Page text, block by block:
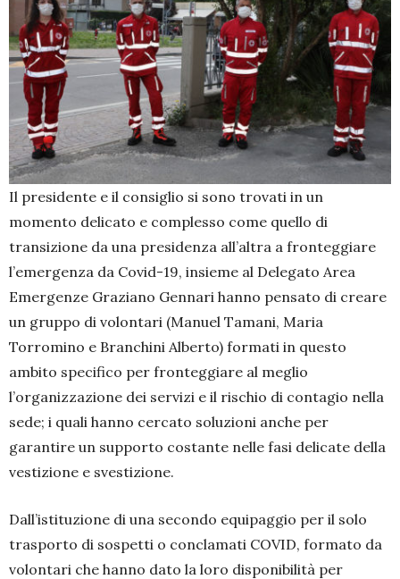
Il presidente e il consiglio si sono trovati in un
momento delicato e complesso come quello di
transizione da una presidenza all’altra a fronteggiare
l’emergenza da Covid-19, insieme al Delegato Area
Emergenze Graziano Gennari hanno pensato di creare
un gruppo di volontari (Manuel Tamani, Maria
Torromino e Branchini Alberto) formati in questo
ambito specifico per fronteggiare al meglio
l’organizzazione dei servizi e il rischio di contagio nella
sede; i quali hanno cercato soluzioni anche per
garantire un supporto costante nelle fasi delicate della
vestizione e svestizione.
Dall’istituzione di una secondo equipaggio per il solo
trasporto di sospetti o conclamati COVID, formato da
volontari che hanno dato la loro disponibilità per